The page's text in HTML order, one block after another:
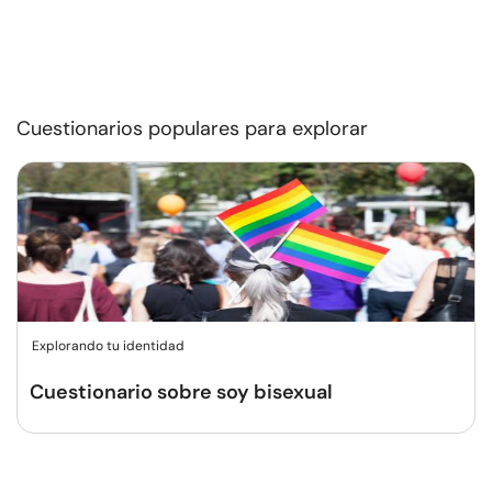
Cuestionarios populares para explorar
Explorando tu identidad
Cuestionario sobre soy bisexual